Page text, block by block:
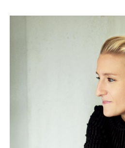
Beistell- & Rollcontainer
... alle Aufbewahrungsmöbel